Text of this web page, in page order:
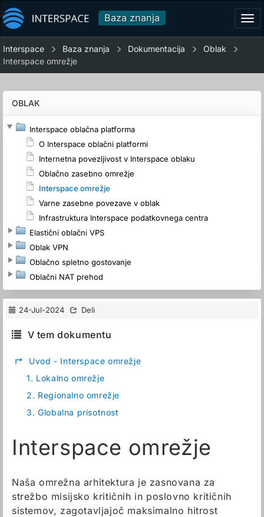
Baza znanja
Interspace Baza znanja Dokumentacija
Oblak
Interspace omrežje
OBLAK
Interspace oblačna platforma
O Interspace oblačni platformi
Internetna povezljivost v Interspace oblaku
Oblačno zasebno omrežje
Interspace omrežje
Varne zasebne povezave v oblak
Infrastruktura Interspace podatkovnega centra
Elastični oblačni VPS
Oblak VPN
Oblačno spletno gostovanje
Oblačni NAT prehod
24-Jul-2024 Deli
V tem dokumentu
↱
Uvod - Interspace omrežje
1. Lokalno omrežje
2. Regionalno omrežje
3. Globalna prisotnost
Interspace omrežje
Naša omrežna arhitektura je zasnovana za
strežbo misijsko kritičnih in poslovno kritičnih
sistemov, zagotavljajoč maksimalno hitrost